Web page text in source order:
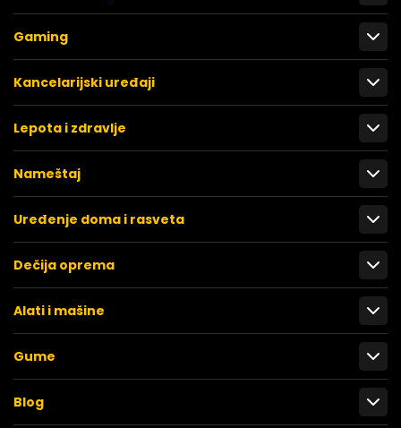
Gaming
Kancelarijski uređaji
Lepota i zdravlje
Nameštaj
Uređenje doma i rasveta
Dečija oprema
Alati i mašine
Gume
Blog